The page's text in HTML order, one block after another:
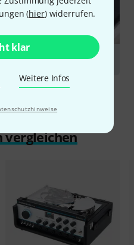
(hier) widerrufen.
klar
Weitere Infos